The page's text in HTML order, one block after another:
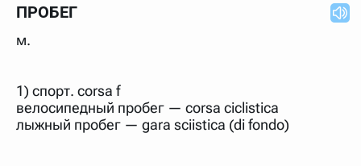
вариантов, откроется страница со словарными
неизвестных букв — процентом (%). В этом случае меню
с вариантами работать не будет, а после ввода запроса
нужно будет нажать на кнопку "Найти".
Для более сложных случаев существует возможность
ПРОБЕГ
м.
1) спорт. corsa f
велосипедный пробег — corsa ciclistica
лыжный пробег — gara sciistica (di fondo)